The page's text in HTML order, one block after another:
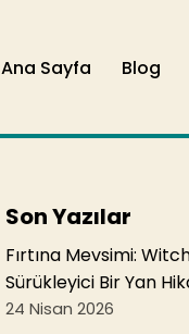
Ana Sayfa Blog
Son Yazılar
Fırtına Mevsimi:
Sürükleyici Bir Yan
24 Nisan 2026